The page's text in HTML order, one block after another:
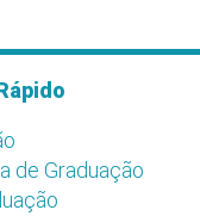
de Graduação